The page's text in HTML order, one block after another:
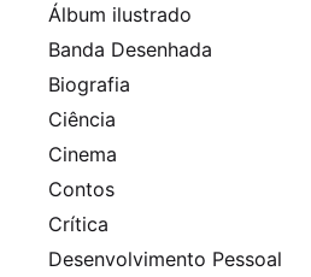
Álbum ilustrado
Banda Desenhada
Biografia
Ciência
Cinema
Contos
Crítica
Desenvolvimento Pessoal